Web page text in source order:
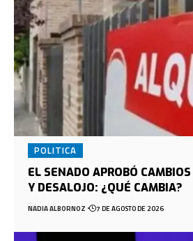
POLITICA
EL SENADO APROBÓ
Y DESALOJO: ¿QUÉ CAMBIA?
NADIA ALBORNOZ 7 DE AGOSTO DE 2026